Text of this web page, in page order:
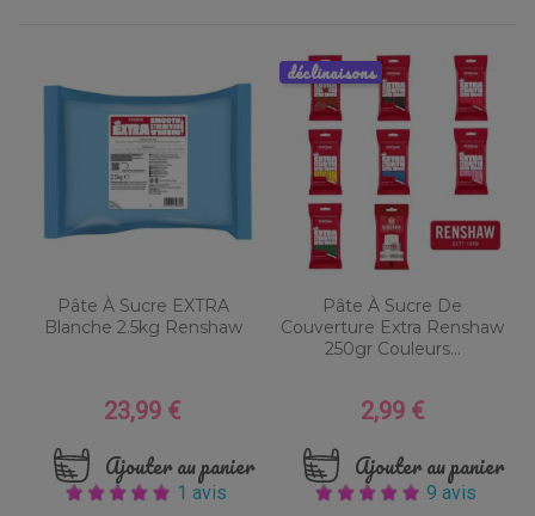
Pâte À Sucre EXTRA
Blanche 2.5kg Renshaw
Prix
23,99 €
Ajouter au panier
1 avis
Pâte À Sucre De
Couverture Extra Renshaw
250gr Couleurs...
Prix
2,99 €
Ajouter au panier
9 avis
déclinaisons